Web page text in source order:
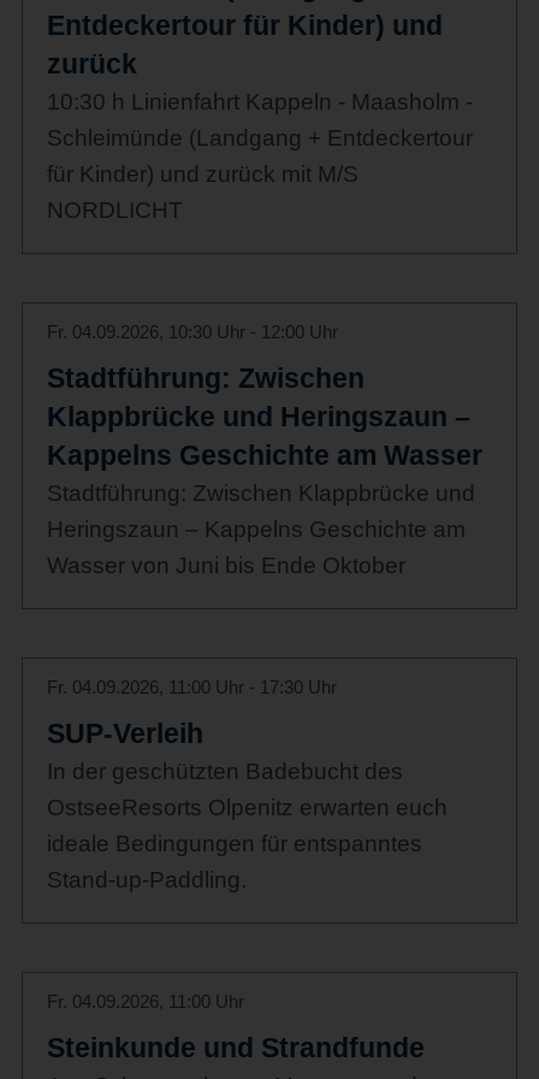
Entdeckertour für Kinder) und
zurück
10:30 h Linienfahrt Kappeln - Maasholm -
Schleimünde (Landgang + Entdeckertour
für Kinder) und zurück mit M/S
NORDLICHT
Fr. 04.09.2026, 10:30 Uhr - 12:00 Uhr
Stadtführung: Zwischen
Klappbrücke und Heringszaun –
Kappelns Geschichte am Wasser
Stadtführung: Zwischen Klappbrücke und
Heringszaun – Kappelns Geschichte am
Wasser von Juni bis Ende Oktober
Fr. 04.09.2026, 11:00 Uhr - 17:30 Uhr
SUP-Verleih
In der geschützten Badebucht des
OstseeResorts Olpenitz erwarten euch
ideale Bedingungen für entspanntes
Stand-up-Paddling.
Fr. 04.09.2026, 11:00 Uhr
Steinkunde und Strandfunde